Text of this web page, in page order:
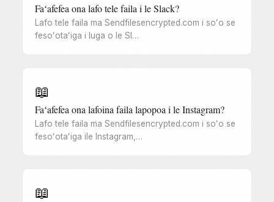
Faʻafefea ona lafo tele faila i le Slack?
Lafo tele faila ma Sendfilesencrypted.com i soʻo se
fesoʻotaʻiga i luga o le Sl…
📖
Faʻafefea ona lafoina faila lapopoa i le Instagram?
Lafo tele faila ma Sendfilesencrypted.com i soʻo se
fesoʻotaʻiga ile Instagram,…
📖